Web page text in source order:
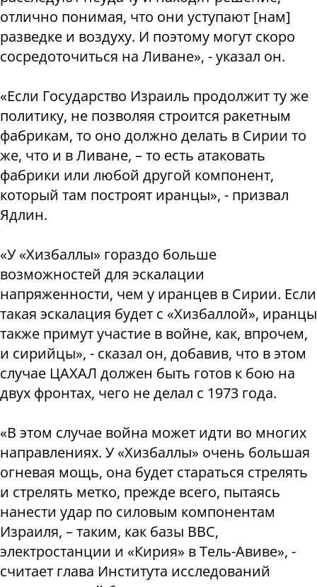
отлично понимая, что они уступают [нам]
разведке и воздуху. И поэтому могут скоро
сосредоточиться на Ливане», - указал он.
«Если Государство Израиль продолжит ту же
политику, не позволяя строится ракетным
фабрикам, то оно должно делать в Сирии то
же, что и в Ливане, – то есть атаковать
фабрики или любой другой компонент,
который там построят иранцы», - призвал
Ядлин.
«У «Хизбаллы» гораздо больше
возможностей для эскалации
напряженности, чем у иранцев в Сирии. Если
такая эскалация будет с «Хизбаллой», иранцы
также примут участие в войне, как, впрочем,
и сирийцы», - сказал он, добавив, что в этом
случае ЦАХАЛ должен быть готов к бою на
двух фронтах, чего не делал с 1973 года.
«В этом случае война может идти во многих
направлениях. У «Хизбаллы» очень большая
огневая мощь, она будет стараться стрелять
и стрелять метко, прежде всего, пытаясь
нанести удар по силовым компонентам
Израиля, – таким, как базы ВВС,
электростанции и «Кирия» в Тель-Авиве», -
считает глава Института исследований